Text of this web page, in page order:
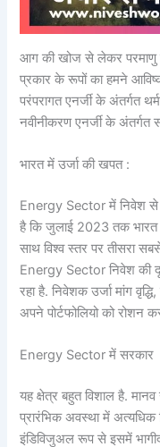
आग की खोज से लेकर परमाणु
प्रकार के रूपों का हमने
परंपरागत एनर्जी के अंतर्गत
नवीनीकरण एनर्जी के अंतर्गत
भारत में उर्जा की खपत :
Energy Sector में निवेश से
है कि जुलाई 2023 तक भारत
साथ विश्व स्तर पर तीसरा
Energy Sector निवेश की
रहा है. निवेशक उर्जा मांग
अपने पोर्टफोलियो को रोशन
Energy Sector में सरकार
यह क्षेत्र बहुत विशाल है.
प्रारंभिक अवस्था में
इंडिविजुअल रूप से इसमें